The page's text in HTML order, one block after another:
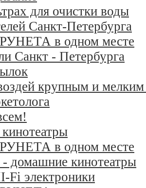
для очистки воды
Санкт-Петербурга
в одном месте
Санкт - Петербурга
крупным и
в одном месте
домашние кинотеатры
Fi электроники